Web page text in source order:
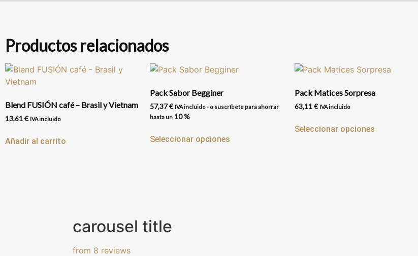
Productos relacionados
Blend FUSIÓN café – Brasil y Vietnam
13,61€ IVA incluido
Añadir al carrito
Pack Sabor Begginer
57,37€ IVA incluido- o suscríbete para ahorrar
hasta un 10 %
Seleccionar opciones
Pack Matices Sorpresa
63,11€ IVA incluido
Seleccionar opciones
carousel title
from 8 reviews